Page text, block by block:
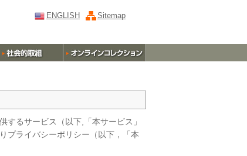
ENGLISH Sitemap
るサービス（以下,「本サービス」
プライバシーポリシー（以下，「本